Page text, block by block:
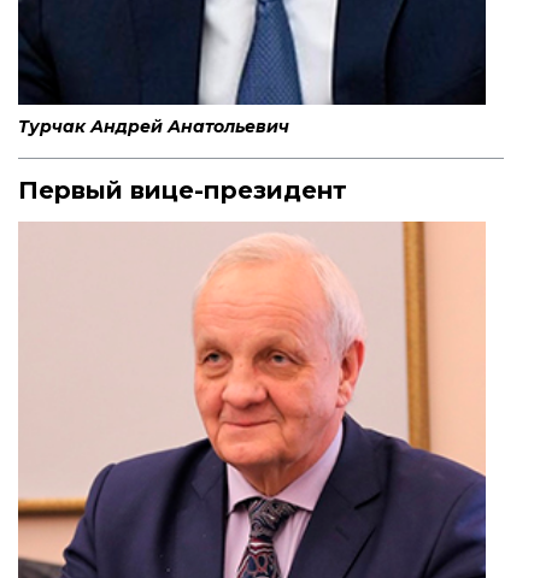
Турчак Андрей Анатольевич
Первый вице-президент